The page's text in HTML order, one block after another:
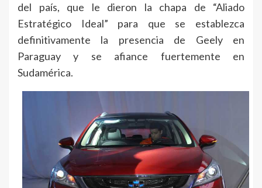
del país, que le dieron la chapa de “Aliado
Estratégico Ideal” para que se establezca
definitivamente la presencia de Geely en
Paraguay y se afiance fuertemente en
Sudamérica.